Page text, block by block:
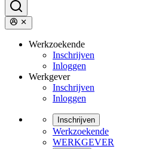
Werkzoekende
Inschrijven
Inloggen
Werkgever
Inschrijven
Inloggen
Inschrijven
Werkzoekende
WERKGEVER